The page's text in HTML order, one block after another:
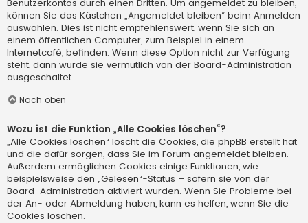
Benutzerkontos durch einen Dritten. Um angemeldet zu bleiben,
können Sie das Kästchen „Angemeldet bleiben“ beim Anmelden
auswählen. Dies ist nicht empfehlenswert, wenn Sie sich an
einem öffentlichen Computer, zum Beispiel in einem
Internetcafé, befinden. Wenn diese Option nicht zur Verfügung
steht, dann wurde sie vermutlich von der Board-Administration
ausgeschaltet.
Nach oben
Wozu ist die Funktion „Alle Cookies löschen“?
„Alle Cookies löschen“ löscht die Cookies, die phpBB erstellt hat
und die dafür sorgen, dass Sie im Forum angemeldet bleiben.
Außerdem ermöglichen Cookies einige Funktionen, wie
beispielsweise den „Gelesen“-Status – sofern sie von der
Board-Administration aktiviert wurden. Wenn Sie Probleme bei
der An- oder Abmeldung haben, kann es helfen, wenn Sie die
Cookies löschen.